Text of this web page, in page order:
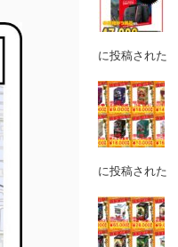
に投稿された
に投稿された